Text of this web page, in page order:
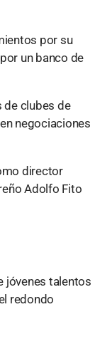
por su
un banco de
de clubes de
negociaciones
director
Adolfo Fito
jóvenes talentos
redondo